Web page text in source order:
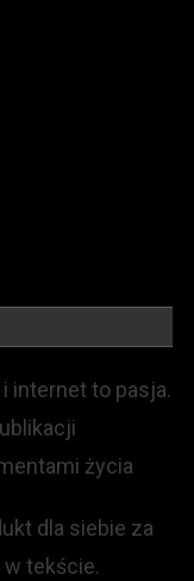
internet to pasja.
życia
dla siebie za
tekście.